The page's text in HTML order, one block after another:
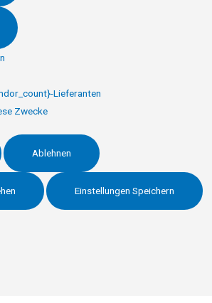
Lieferanten
Zwecke
Ablehnen
Einstellungen Speichern